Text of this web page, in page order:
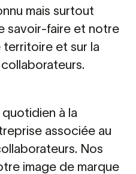
mais surtout
savoir-faire et notre
et sur la
quotidien à la
associée au
Nos
image de marque